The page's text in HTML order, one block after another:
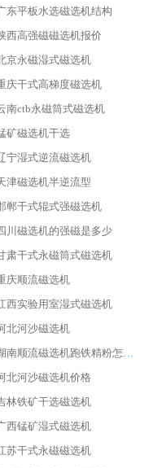
东平板水选磁选机结构
西高强磁磁选机报价
京永磁湿式磁选机
庆干式高梯度磁选机
南ctb永磁筒式磁选机
矿磁选机干选
宁湿式逆流磁选机
津磁选机半逆流型
郸干式辊式强磁选机
川磁选机的强磁是多少
肃干式永磁筒式磁选机
庆顺流磁选机
西实验用室湿式磁选机
北河沙磁选机
湖南顺流磁选机跑铁精粉怎么处理
北河沙磁选机价格
林铁矿干选磁选机
西锰矿湿式磁选机
苏干式永磁磁选机